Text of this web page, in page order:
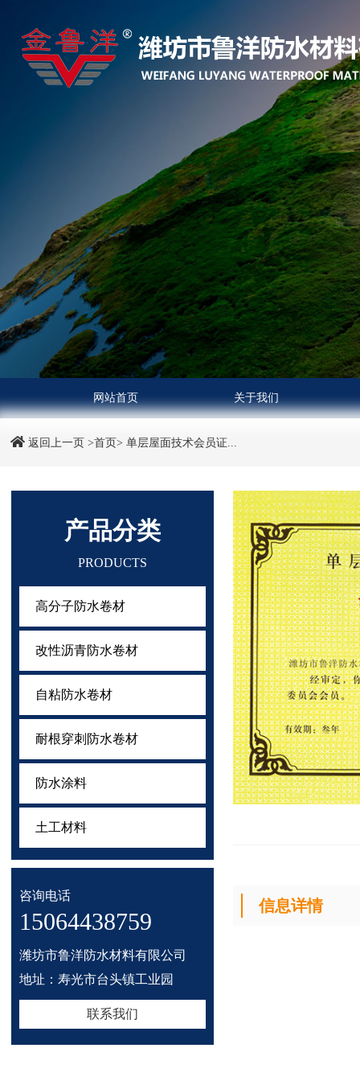
网站首页 关于我们
返回上一页 >首页> 单层屋面技术会员证...
产品分类
PRODUCTS
高分子防水卷材
改性沥青防水卷材
自粘防水卷材
耐根穿刺防水卷材
防水涂料
土工材料
咨询电话
15064438759
潍坊市鲁洋防水材料有限公司
地址：寿光市台头镇工业园
联系我们
信息详情